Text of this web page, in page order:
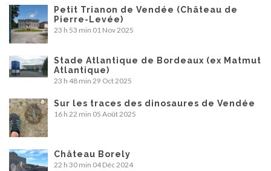
Petit Trianon de Vendée (Château de
Pierre-Levée)
23 h 53 min 01 Nov 2025
Stade Atlantique de Bordeaux (ex Matmut
Atlantique)
23 h 48 min 29 Oct 2025
Sur les traces des dinosaures de Vendée
16 h 22 min 05 Août 2025
Château Borely
22 h 30 min 04 Déc 2024